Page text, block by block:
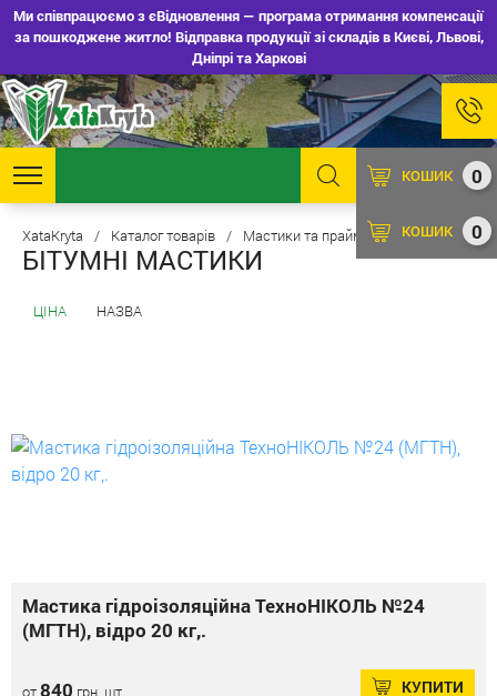
Ми співпрацюємо з єВідновлення — програма отримання компенсації
за пошкоджене житло! Відправка продукції зі складів в Києві, Львові,
Дніпрі та Харкові
0
КОШИК
0
КОШИК
XataKryta / Каталог товарів / Мастики та праймери
БІТУМНІ МАСТИКИ
ЦІНА НАЗВА
Мастика гідроізоляційна ТехноНІКОЛЬ №24
(МГТН), відро 20 кг,.
от840 грн. шт. КУПИТИ